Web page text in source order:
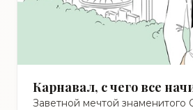
Карнавал, с чего все
Заветной мечтой знаменитого